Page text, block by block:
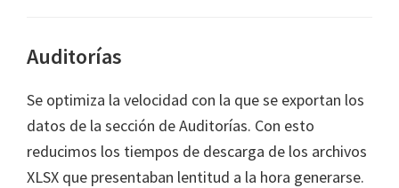
Auditorías
Se optimiza la velocidad con la que se exportan los
datos de la sección de Auditorías. Con esto
reducimos los tiempos de descarga de los archivos
XLSX que presentaban lentitud a la hora generarse.